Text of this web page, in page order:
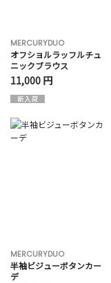
MERCURYDUO
オフショルラッフルチュ
ニックブラウス
11,000 円
MERCURYDUO
半袖ビジューボタンカー
デ